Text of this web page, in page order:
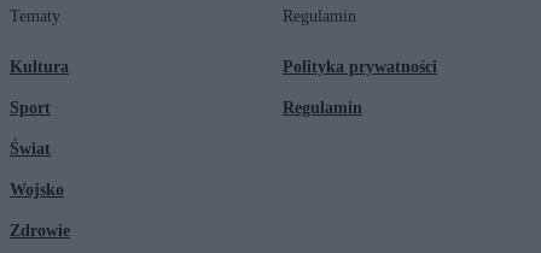
Tematy
Kultura
Sport
Świat
Wojsko
Zdrowie
Regulamin
Polityka prywatności
Regulamin